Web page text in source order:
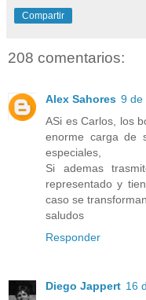
Compartir
208 comentarios:
Alex Sahores 9 de
ASi es Carlos, los
enorme carga de
especiales,
Si ademas
representado y
caso se
saludos
Responder
Diego Jappert 16